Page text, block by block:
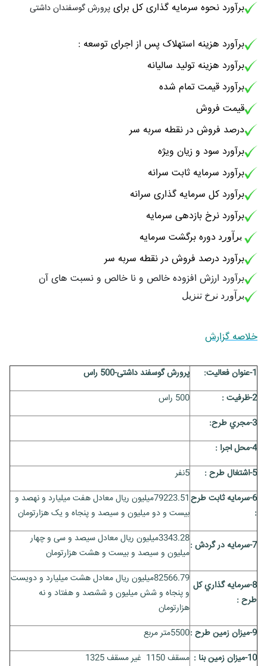
برآورد نحوه سرمایه گذاری کل برای پرورش گوسفندان داشتی
برآورد هزینه استهلاک پس از اجرای توسعه :
برآورد هزینه تولید سالیانه
برآورد قیمت تمام شده
قیمت فروش
درصد فروش در نقطه سربه سر
برآورد سود و زیان ویژه
برآورد سرمایه ثابت سرانه
برآورد کل سرمایه گذاری سرانه
برآورد نرخ بازدهی سرمایه
برآورد دوره برگشت سرمایه
برآورد درصد فروش در نقطه سربه سر
برآورد ارزش افزوده خالص و نا خالص و نسبت های آن
برآورد نرخ تنزیل
خلاصه گزارش
1-عنوان فعاليت:
پرورش گوسفند داشتی-500 راس
2-ظرفيت :
500 راس
3-مجري طرح:
4-محل اجرا :
5-اشتغال طرح :
5نفر
6-سرمايه ثابت طرح
:
79223.51میلیون ریال معادل هفت میلیارد و نهصد و
بیست و دو میلیون و سیصد و پنجاه و یک هزارتومان
7-سرمايه در گردش :
3343.28میلیون ریال معادل سیصد و سی و چهار
میلیون و سیصد و بیست و هشت هزارتومان
8-سرمايه گذاري کل
طرح :
82566.79میلیون ریال معادل هشت میلیارد و دویست
و پنجاه و شش میلیون و ششصد و هفتاد و نه
هزارتومان
9-ميزان زمين طرح :
5500متر مربع
10-ميزان زمين بنا :
مسقف 1150 غیر مسقف 1325